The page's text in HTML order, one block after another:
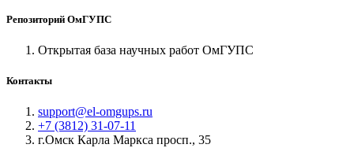
Репозиторий ОмГУПС
Открытая база научных работ ОмГУПС
Контакты
support@el-omgups.ru
+7 (3812) 31-07-11
г.Омск Карла Маркса просп., 35